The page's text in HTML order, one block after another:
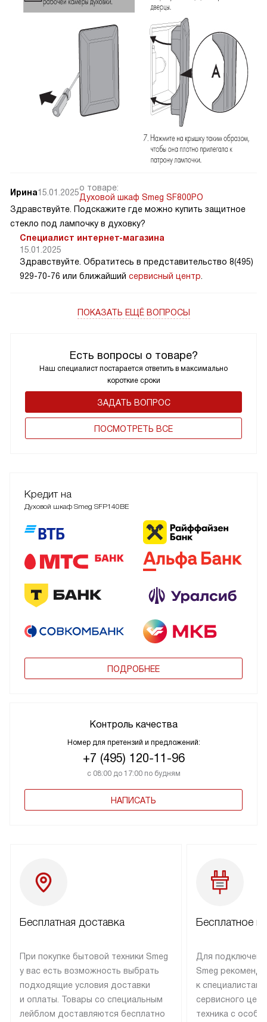
Есть вопросы о товаре?
Наш специалист постарается ответить в максимально
короткие сроки
ЗАДАТЬ ВОПРОС
ПОCМОТРЕТЬ ВСЕ
Ирина15.01.2025о товаре:
Духовой шкаф Smeg SF800PO
Здравствуйте. Подскажите где можно купить защитное
стекло под лампочку в духовку?
Специалист интернет-магазина
15.01.2025
Здравствуйте. Обратитесь в представительство 8(495)
929-70-76 или ближайший сервисный центр
ПОКАЗАТЬ ЕЩЁ ВОПРОСЫ
Кредит на
Духовой шкаф Smeg SFP140BE
ПОДРОБНЕЕ
Контроль качества
Номер для претензий и предложений:
+7 (495) 120-11-96
с 08:00 до 17:00 по будням
НАПИСАТЬ
Бесплатная доставка
При покупке бытовой техники Smeg
у вас есть возможность выбрать
подходящие условия доставки
и оплаты. Товары со специальным
лейблом доставляются бесплатно
Бесплатное
Для
Smeg
к специалистам
сервисного
техника с